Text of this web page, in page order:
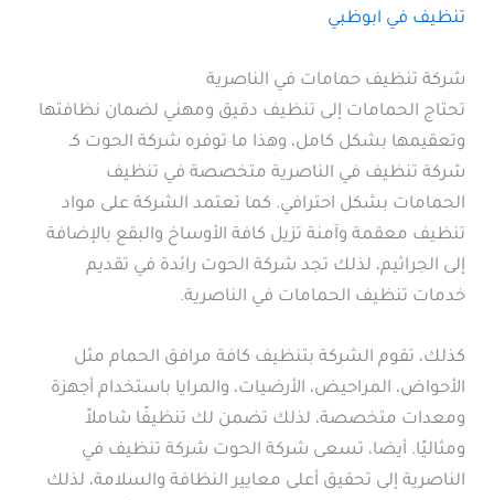
تنظيف في ابوظبي
شركة تنظيف حمامات في الناصرية
تحتاج الحمامات إلى تنظيف دقيق ومهني لضمان نظافتها
وتعقيمها بشكل كامل، وهذا ما توفره شركة الحوت كـ
شركة تنظيف في الناصرية متخصصة في تنظيف
الحمامات بشكل احترافي. كما تعتمد الشركة على مواد
تنظيف معقمة وآمنة تزيل كافة الأوساخ والبقع بالإضافة
إلى الجراثيم، لذلك تجد شركة الحوت رائدة في تقديم
خدمات تنظيف الحمامات في الناصرية.
كذلك، تقوم الشركة بتنظيف كافة مرافق الحمام مثل
الأحواض، المراحيض، الأرضيات، والمرايا باستخدام أجهزة
ومعدات متخصصة، لذلك تضمن لك تنظيفًا شاملاً
ومثاليًا. أيضا، تسعى شركة الحوت شركة تنظيف في
الناصرية إلى تحقيق أعلى معايير النظافة والسلامة، لذلك